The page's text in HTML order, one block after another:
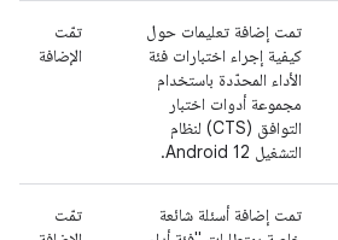
تمت إضافة تعليمات حول
كيفية إجراء اختبارات فئة
الأداء المحدّدة باستخدام
مجموعة أدوات اختبار
التوافق (CTS) لنظام
التشغيل Android 12.
تمّت
الإضافة
تمت إضافة أسئلة شائعة
تمّت